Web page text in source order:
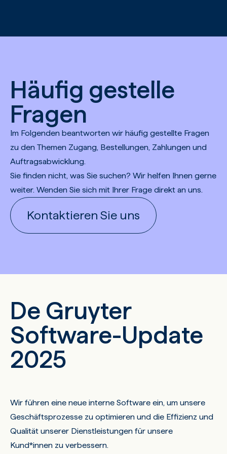
Häufig gestelle
Fragen
Im Folgenden beantworten wir häufig gestellte Fragen
zu den Themen Zugang, Bestellungen, Zahlungen und
Auftragsabwicklung.
Sie finden nicht, was Sie suchen? Wir helfen Ihnen gerne
weiter. Wenden Sie sich mit Ihrer Frage direkt an uns.
Kontaktieren Sie uns
De Gruyter
Software-Update
2025
Wir führen eine neue interne Software ein, um unsere
Geschäftsprozesse zu optimieren und die Effizienz und
Qualität unserer Dienstleistungen für unsere
Kund*innen zu verbessern.